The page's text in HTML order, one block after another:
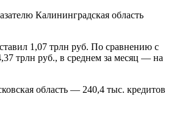
Калининградская область
1,07 трлн руб. По сравнению с
трлн руб., в среднем за месяц — на
область — 240,4 тыс. кредитов